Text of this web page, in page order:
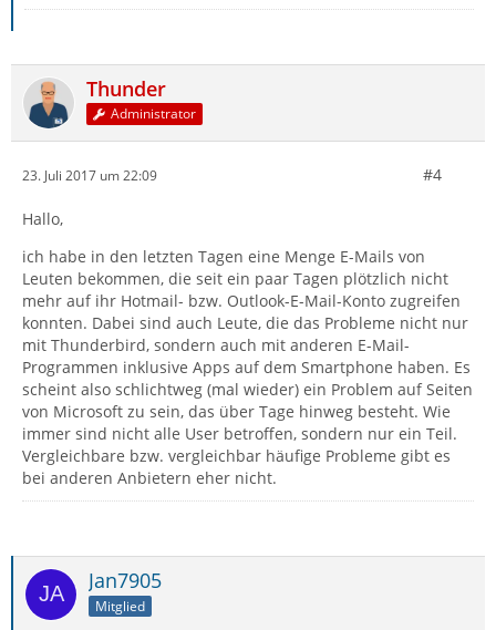
Thunder
Administrator
23. Juli 2017 um 22:09 #4
Hallo,
ich habe in den letzten Tagen eine Menge E-Mails von
Leuten bekommen, die seit ein paar Tagen plötzlich nicht
mehr auf ihr Hotmail- bzw. Outlook-E-Mail-Konto zugreifen
konnten. Dabei sind auch Leute, die das Probleme nicht nur
mit Thunderbird, sondern auch mit anderen E-Mail-
Programmen inklusive Apps auf dem Smartphone haben. Es
scheint also schlichtweg (mal wieder) ein Problem auf Seiten
von Microsoft zu sein, das über Tage hinweg besteht. Wie
immer sind nicht alle User betroffen, sondern nur ein Teil.
Vergleichbare bzw. vergleichbar häufige Probleme gibt es
bei anderen Anbietern eher nicht.
Jan7905
Mitglied